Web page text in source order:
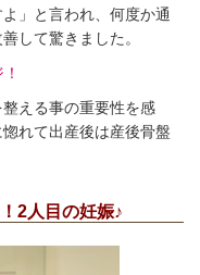
」と言われ、何度か通
して驚きました。
える事の重要性を感
れて出産後は産後骨盤
2人目の妊娠♪